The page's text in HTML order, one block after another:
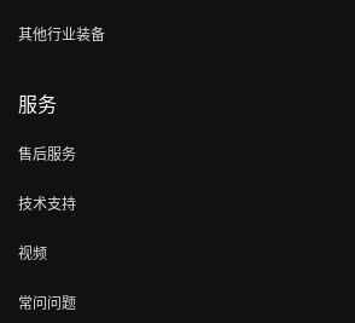
其他行业装备
服务
售后服务
技术支持
视频
常问问题